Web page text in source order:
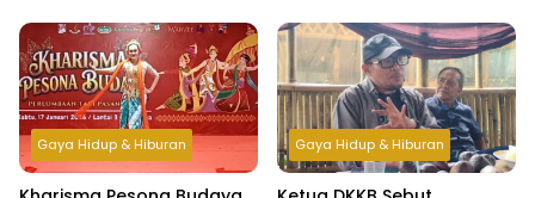
Kebersamaan Pemuda
Gaya Hidup & Hiburan Gaya Hidup & Hiburan